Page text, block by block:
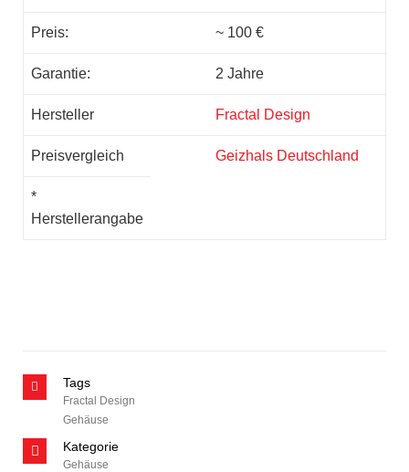
Preis: ~ 100 €
Garantie: 2 Jahre
Hersteller Fractal Design
Preisvergleich Geizhals Deutschland
*
Herstellerangabe
Tags
Fractal Design
Gehäuse
Kategorie
Gehäuse